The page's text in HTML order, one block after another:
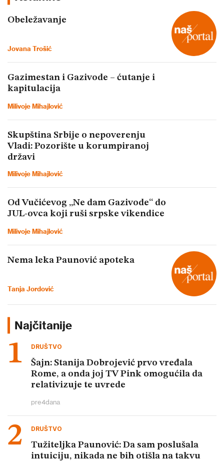
Obeležavanje
Jovana Trošić
Gazimestan i Gazivode – ćutanje i
kapitulacija
Milivoje Mihajlović
Skupština Srbije o nepoverenju
Vladi: Pozorište u korumpiranoj
državi
Milivoje Mihajlović
Od Vučićevog „Ne dam Gazivode“ do
JUL-ovca koji ruši srpske vikendice
Milivoje Mihajlović
Nema leka Paunović apoteka
Tanja Jordović
Najčitanije
DRUŠTVO
Šajn: Stanija Dobrojević prvo vređala
Rome, a onda joj TV Pink omogućila da
relativizuje te uvrede
pre4dana
DRUŠTVO
Tužiteljka Paunović: Da sam poslušala
intuiciju, nikada ne bih otišla na takvu